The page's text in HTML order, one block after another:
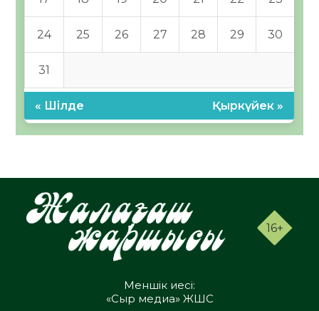
24 25 26 27 28 29 30
31
« Шілде Қыркүйек »
16+
Меншік иесі:
«Сыр медиа» ЖШС